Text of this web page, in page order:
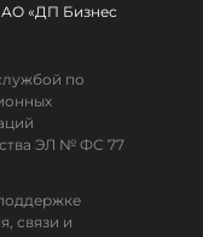
АО «ДП Бизнес
по
ЭЛ № ФС 77
связи и